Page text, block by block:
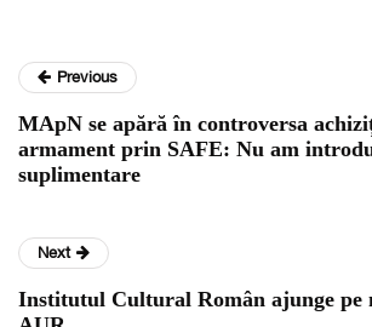
Previous
MApN se apără în controversa
armament prin SAFE: Nu am
suplimentare
Next
Institutul Cultural Român ajunge pe